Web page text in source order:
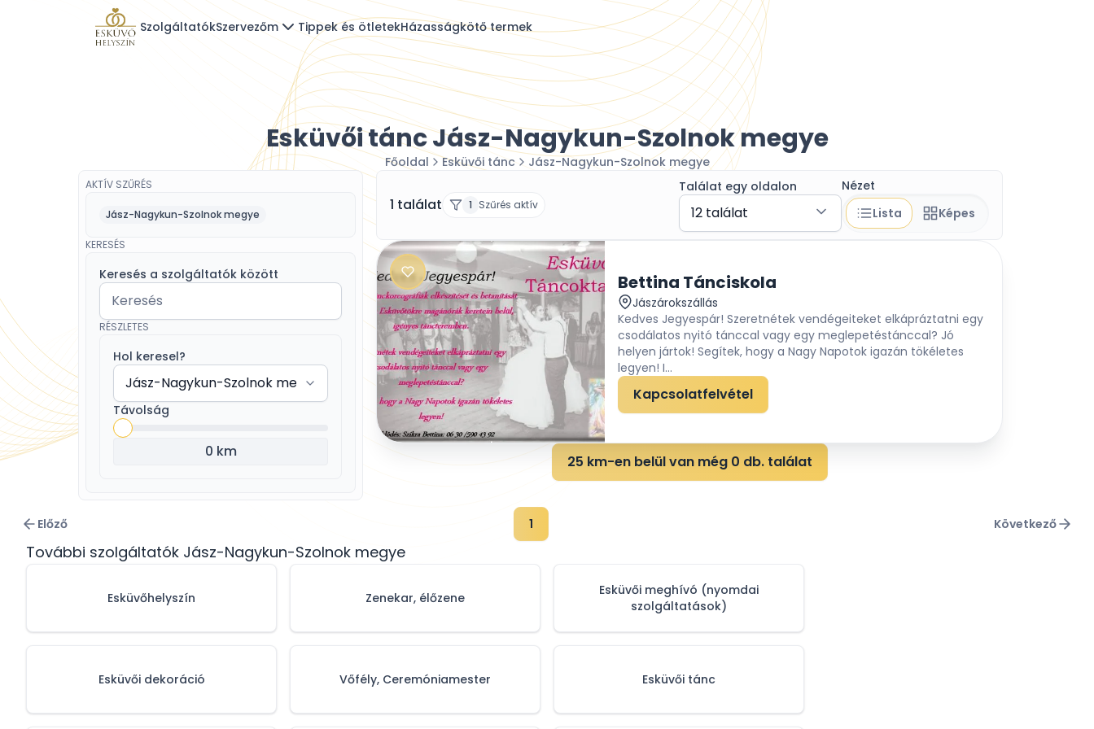
SzolgáltatókSzervezőm Tippek és ötletekHázasságkötő termek
Esküvői tánc Jász-Nagykun-Szolnok megye
Főoldal Esküvői tánc Jász-Nagykun-Szolnok megye
AKTÍV SZŰRÉS
Jász-Nagykun-Szolnok megye
KERESÉS
Keresés a szolgáltatók között
RÉSZLETES
Hol keresel?
Távolság
0 km
1 találat 1 Szűrés aktív
Találat egy oldalon
12 találat
Nézet
Lista
Képes
Bettina Tánciskola
Jászárokszállás
Kedves Jegyespár! Szeretnétek vendégeiteket elkápráztatni egy
csodálatos nyitó tánccal vagy egy meglepetéstánccal? Jó
helyen jártok! Segítek, hogy a Nagy Napotok igazán tökéletes
legyen! I...
Kapcsolatfelvétel
25 km-en belül van még 0 db. találat
Előző 1 Következő
További szolgáltatók Jász-Nagykun-Szolnok megye
Esküvőhelyszín
Esküvői dekoráció
Zenekar, élőzene
Vőfély, Ceremóniamester
Esküvői meghívó (nyomdai
szolgáltatások)
Esküvői tánc